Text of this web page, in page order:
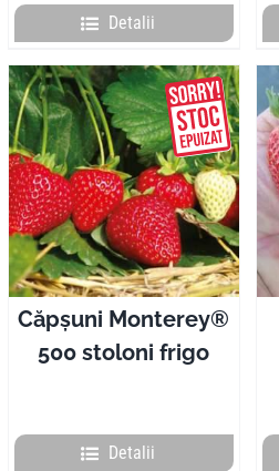
Detalii
Căpșuni Monterey®
500 stoloni frigo
Detalii